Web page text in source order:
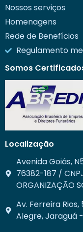
Nossos serviços
Homenagens
Rede de Benefícios
Regulamento
Somos
Localização
Avenida Goiás,
76382-187 /
ORGANIZAÇÃO
Av. Ferreira Rios,
Alegre, Jaraguá